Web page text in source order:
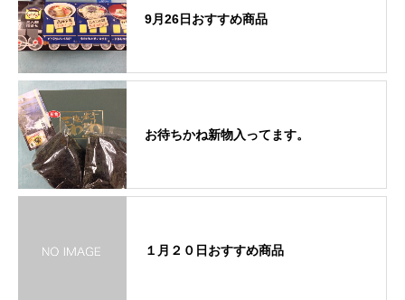
9月26日おすすめ商品
お待ちかね新物入ってます。
１月２０日おすすめ商品